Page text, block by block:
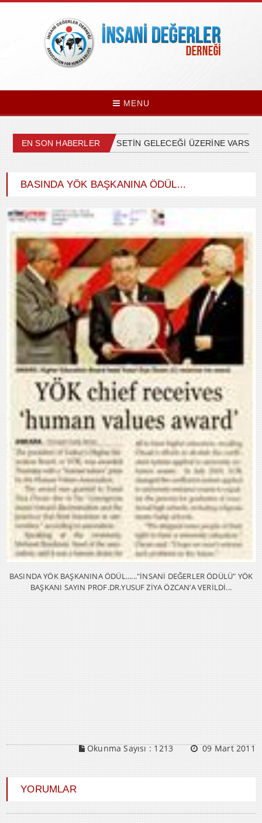
MENU
EN SON HABERLER
ÜLKEMİZDEKİ SİYASETİN GELECEĞİ ÜZERİNE
BASINDA YÖK BAŞKANINA ÖDÜL...
BASINDA YÖK BAŞKANINA ÖDÜL......"İNSANİ DEĞERLER ÖDÜLÜ" YÖK
BAŞKANI SAYIN PROF.DR.YUSUF ZİYA ÖZCAN’A VERİLDİ...
Okunma Sayısı :1213 09 Mart 2011
YORUMLAR